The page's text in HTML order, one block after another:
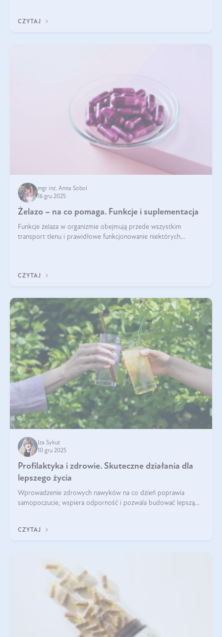
CZYTAJ
mgr inż. Anna Sobol
16 gru 2025
Żelazo – na co pomaga. Funkcje i suplementacja
Funkcje żelaza w organizmie obejmują przede wszystkim
transport tlenu i prawidłowe funkcjonowanie niektórych
CZYTAJ
Iza Sykut
10 gru 2025
Profilaktyka i zdrowie. Skuteczne działania dla
lepszego życia
Wprowadzenie zdrowych nawyków na co dzień poprawia
samopoczucie, wspiera odporność i pozwala budować lepszą
CZYTAJ